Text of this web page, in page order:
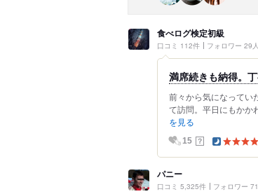
食べログ検定初級
口コミ 112件 フォロワー 29人
満席続きも納得。
前々から気になってい
て訪問。平日にもかか
を見る
15 ？
パニー
口コミ 5,325件 フォロワー